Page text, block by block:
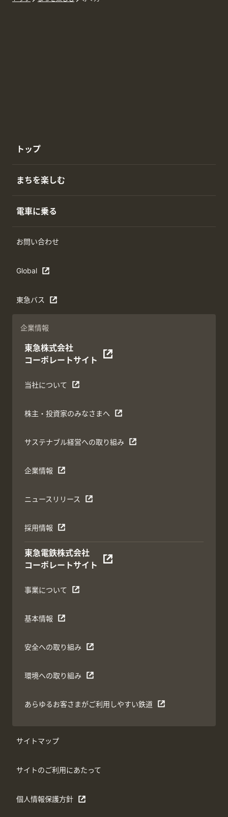
トップ
まちを楽しむ
電車に乗る
お問い合わせ
Global
東急バス
企業情報
東急株式会社
コーポレートサイト
当社について
株主・投資家のみなさまへ
サステナブル経営への取り組み
企業情報
ニュースリリース
採用情報
東急電鉄株式会社
コーポレートサイト
事業について
基本情報
安全への取り組み
環境への取り組み
あらゆるお客さまがご利用しやすい鉄道
サイトマップ
サイトのご利用にあたって
個人情報保護方針